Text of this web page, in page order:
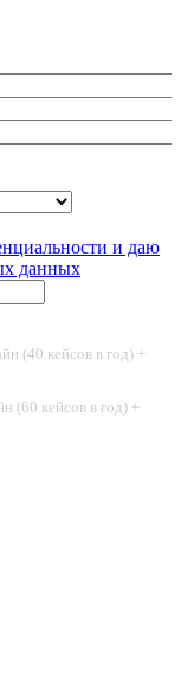
и даю
данных
(40 кейсов в год) +
(60 кейсов в год) +